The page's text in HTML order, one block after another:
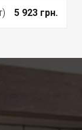
5 923 грн.